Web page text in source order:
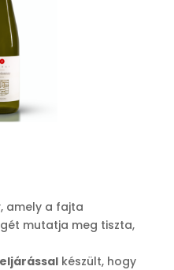
, amely a fajta
mutatja meg tiszta,
készült, hogy